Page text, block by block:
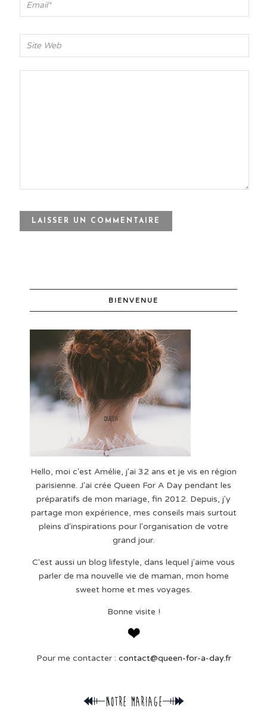
BIENVENUE
Hello, moi c'est Amélie, j'ai 32 ans et je vis en région
parisienne. J'ai crée Queen For A Day pendant les
préparatifs de mon mariage, fin 2012. Depuis, j'y
partage mon expérience, mes conseils mais surtout
pleins d'inspirations pour l'organisation de votre
grand jour.
C'est aussi un blog lifestyle, dans lequel j'aime vous
parler de ma nouvelle vie de maman, mon home
sweet home et mes voyages.
Bonne visite !
Pour me contacter : contact@queen-for-a-day.fr